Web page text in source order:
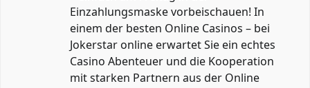
Einzahlungsmaske vorbeischauen! In
einem der besten Online Casinos – bei
Jokerstar online erwartet Sie ein echtes
Casino Abenteuer und die Kooperation
mit starken Partnern aus der Online